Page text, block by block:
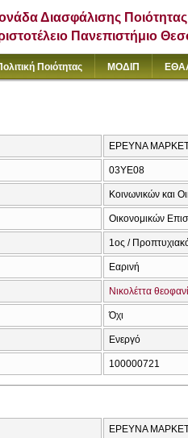
Διασφάλισης Ποιότητας
Πανεπιστήμιο
Ποιότητας ΜΟΔΙΠ
ΕΡΕΥΝΑ
03ΥΕ08
Κοινωνικών και
Οικονομικών
1ος /
Εαρινή
Νικολέττα
Όχι
Ενεργό
100000721
ΕΡΕΥΝΑ